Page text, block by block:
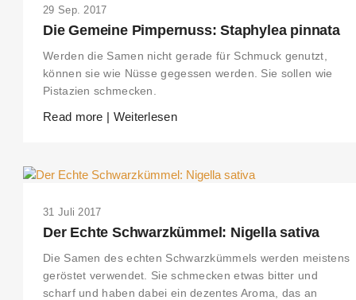
29 Sep. 2017
Die Gemeine Pimpernuss: Staphylea pinnata
Werden die Samen nicht gerade für Schmuck genutzt,
können sie wie Nüsse gegessen werden. Sie sollen wie
Pistazien schmecken.
Read more | Weiterlesen
31 Juli 2017
Der Echte Schwarzkümmel: Nigella sativa
Die Samen des echten Schwarzkümmels werden meistens
geröstet verwendet. Sie schmecken etwas bitter und
scharf und haben dabei ein dezentes Aroma, das an